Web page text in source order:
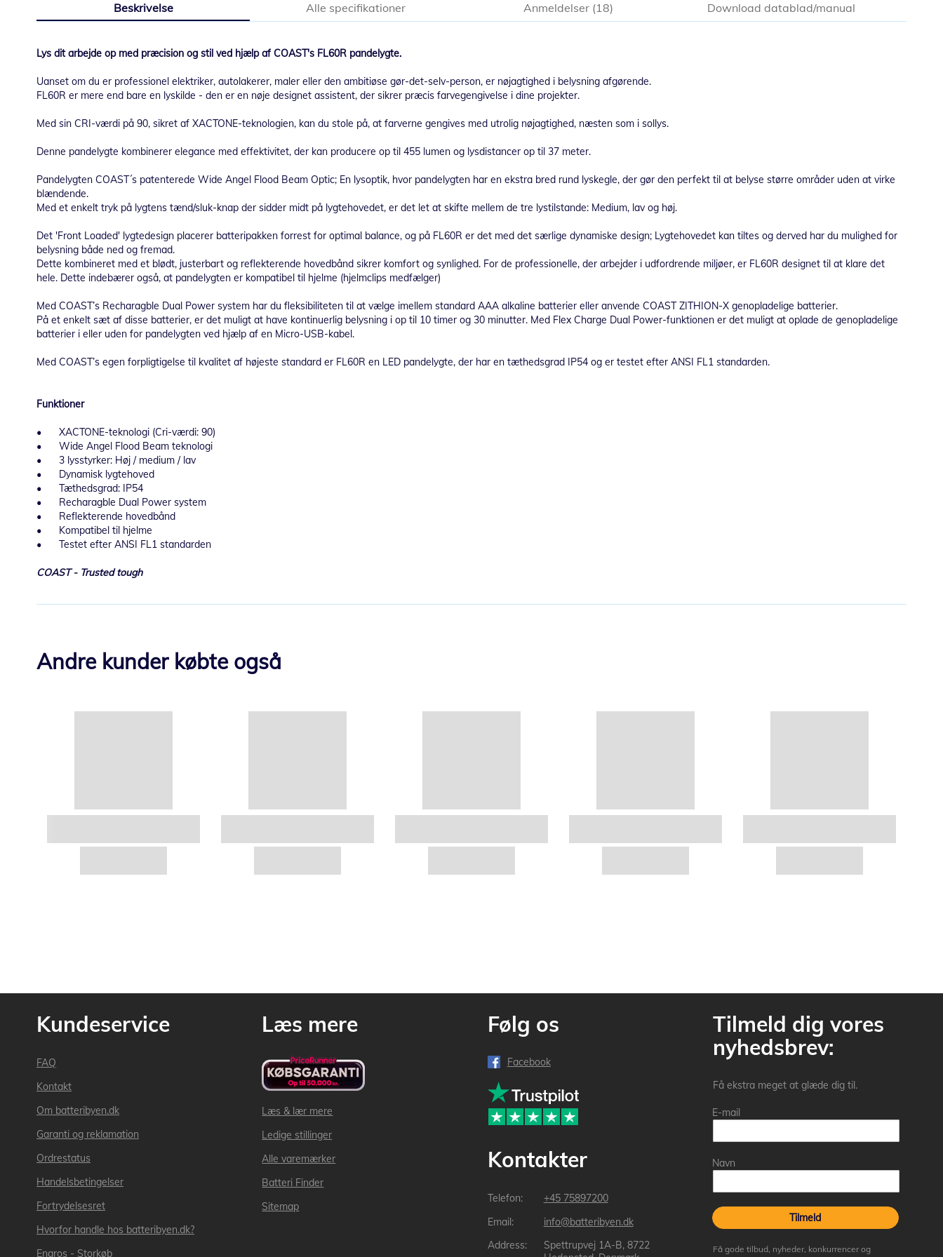
af
Beskrivelse
Lys dit arbejde op med præcision og stil ved hjælp af COAST's FL60R pandelygte.
Uanset om du er professionel elektriker, autolakerer, maler eller den ambitiøse gør-det-selv-person, er nøjagtighed i belysning afgørende.
FL60R er mere end bare en lyskilde - den er en nøje designet assistent, der sikrer præcis farvegengivelse i dine projekter.
Med sin CRI-værdi på 90, sikret af XACTONE-teknologien, kan du stole på, at farverne gengives med utrolig nøjagtighed, næsten som i sollys.
Denne pandelygte kombinerer elegance med effektivitet, der kan producere op til 455 lumen og lysdistancer op til 37 meter.
Pandelygten COAST´s patenterede Wide Angel Flood Beam Optic; En lysoptik, hvor pandelygten har en ekstra bred rund lyskegle, der gør den perfekt til at belyse større områder uden at virke
blændende.
Med et enkelt tryk på lygtens tænd/sluk-knap der sidder midt på lygtehovedet, er det let at skifte mellem de tre lystilstande: Medium, lav og høj.
Det 'Front Loaded' lygtedesign placerer batteripakken forrest for optimal balance, og på FL60R er det med det særlige dynamiske design; Lygtehovedet kan tiltes og derved har du mulighed for
belysning både ned og fremad.
Dette kombineret med et blødt, justerbart og reflekterende hovedbånd sikrer komfort og synlighed. For de professionelle, der arbejder i udfordrende miljøer, er FL60R designet til at klare det
hele. Dette indebærer også, at pandelygten er kompatibel til hjelme (hjelmclips medfælger)
Med COAST’s Recharagble Dual Power system har du fleksibiliteten til at vælge imellem standard AAA alkaline batterier eller anvende COAST ZITHION-X genopladelige batterier.
På et enkelt sæt af disse batterier, er det muligt at have kontinuerlig belysning i op til 10 timer og 30 minutter. Med Flex Charge Dual Power-funktionen er det muligt at oplade de genopladelige
batterier i eller uden for pandelygten ved hjælp af en Micro-USB-kabel.
Med COAST’s egen forpligtigelse til kvalitet af højeste standard er FL60R en LED pandelygte, der har en tæthedsgrad IP54 og er testet efter ANSI FL1 standarden.
Funktioner
•
XACTONE-teknologi (Cri-værdi: 90)
•
Wide Angel Flood Beam teknologi
•
3 lysstyrker: Høj / medium / lav
•
Dynamisk lygtehoved
•
Tæthedsgrad: IP54
•
Recharagble Dual Power system
•
Reflekterende hovedbånd
•
Kompatibel til hjelme
•
Testet efter ANSI FL1 standarden
COAST - Trusted tough
Alle specifikationer Anmeldelser 18 Download datablad/manual
Andre kunder købte også
Kundeservice
FAQ
Kontakt
Om batteribyen.dk
Garanti og reklamation
Ordrestatus
Handelsbetingelser
Fortrydelsesret
Hvorfor handle hos batteribyen.dk?
Engros - Storkøb
Læs mere
Læs & lær mere
Ledige stillinger
Alle varemærker
Batteri Finder
Sitemap
Følg os
Facebook
Kontakter
+45 75897200
info@batteribyen.dk
Spettrupvej 1A-B, 8722
Tilmeld dig vores
nyhedsbrev:
Få ekstra meget at glæde dig til.
E-mail
Navn
Tilmeld
Få gode tilbud, nyheder, konkurrencer og